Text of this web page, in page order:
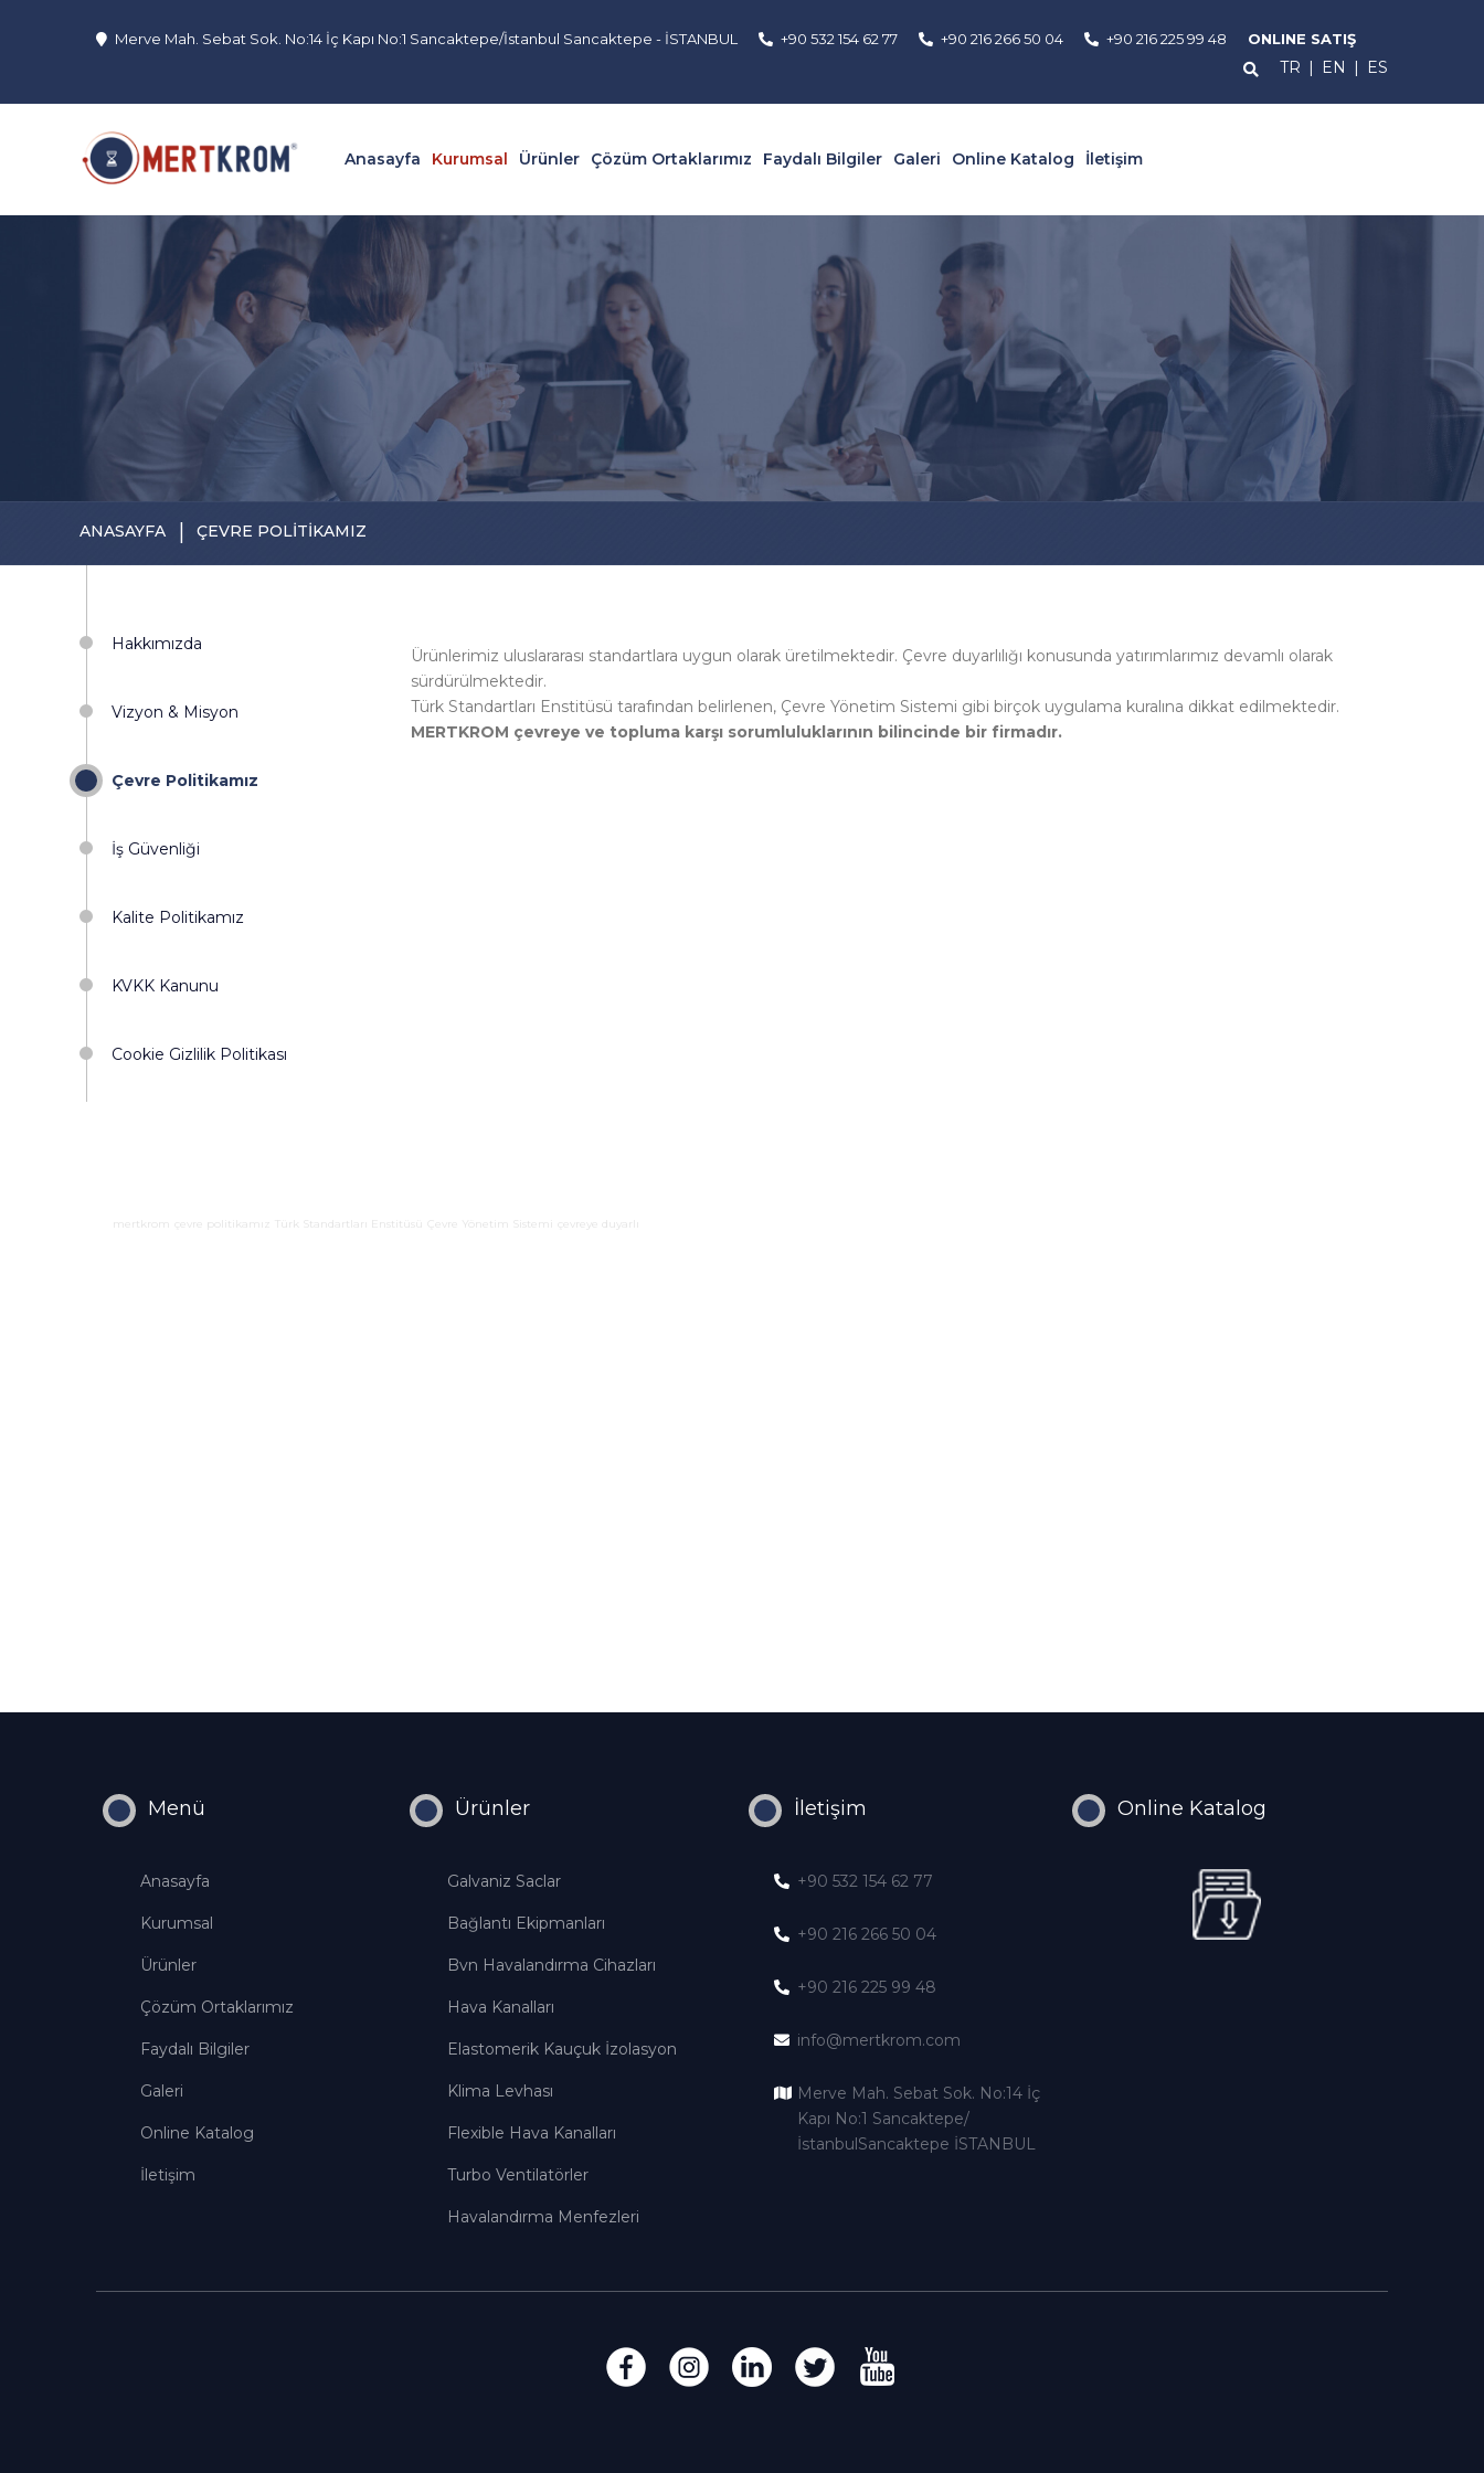
Merve Mah. Sebat Sok. No:14 İç Kapı No:1 Sancaktepe/İstanbul Sancaktepe - İSTANBUL +90 532 154 62 77 +90 216 266 50 04 +90 216 225 99 48 ONLINE SATIŞ
TR | EN | ES
Anasayfa Kurumsal Ürünler Çözüm Ortaklarımız Faydalı Bilgiler Galeri Online Katalog İletişim
ANASAYFA | ÇEVRE POLİTİKAMIZ
Hakkımızda
Vizyon & Misyon
Çevre Politikamız
İş Güvenliği
Kalite Politikamız
KVKK Kanunu
Cookie Gizlilik Politikası
Ürünlerimiz uluslararası standartlara uygun olarak üretilmektedir. Çevre duyarlılığı konusunda yatırımlarımız devamlı olarak
sürdürülmektedir.
Türk Standartları Enstitüsü tarafından belirlenen, Çevre Yönetim Sistemi gibi birçok uygulama kuralına dikkat edilmektedir.
MERTKROM çevreye ve topluma karşı sorumluluklarının bilincinde bir firmadır.
mertkrom çevre politikamız Türk Standartları Enstitüsü Çevre Yönetim Sistemi çevreye duyarlı
Menü
Anasayfa
Kurumsal
Ürünler
Çözüm Ortaklarımız
Faydalı Bilgiler
Galeri
Online Katalog
İletişim
Ürünler
Galvaniz Saclar
Bağlantı Ekipmanları
Bvn Havalandırma Cihazları
Hava Kanalları
Elastomerik Kauçuk İzolasyon
Klima Levhası
Flexible Hava Kanalları
Turbo Ventilatörler
Havalandırma Menfezleri
İletişim
+90 532 154 62 77
+90 216 266 50 04
+90 216 225 99 48
info@mertkrom.com
Merve Mah. Sebat Sok. No:14 İç
Kapı No:1 Sancaktepe/
İstanbulSancaktepe İSTANBUL
Online Katalog